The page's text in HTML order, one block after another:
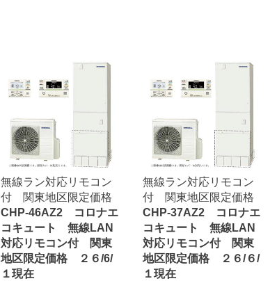
無線ラン対応リモコン
付 関東地区限定価格
CHP-46AZ2 コロナエ
コキュート 無線LAN
対応リモコン付 関東
地区限定価格 ２６/6/
１現在
無線ラン対応リモコン
付 関東地区限定価格
CHP-37AZ2 コロナエ
コキュート 無線LAN
対応リモコン付 関東
地区限定価格 ２６/６/
１現在